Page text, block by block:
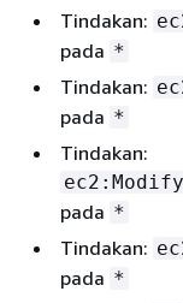
Tindakan:
pada *
Tindakan:
pada *
Tindakan:
pada *
Tindakan:
pada *